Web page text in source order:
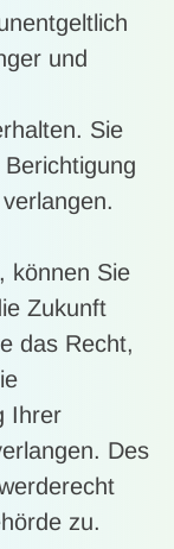
und
Sie
können Sie
Zukunft
das Recht,
Ihrer
Des
zu.